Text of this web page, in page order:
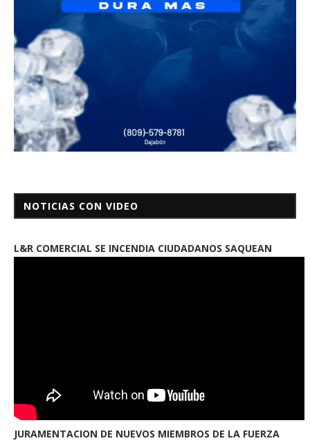
NOTICIAS CON VIDEO
L&R COMERCIAL SE INCENDIA CIUDADANOS SAQUEAN
JURAMENTACION DE NUEVOS MIEMBROS DE LA FUERZA